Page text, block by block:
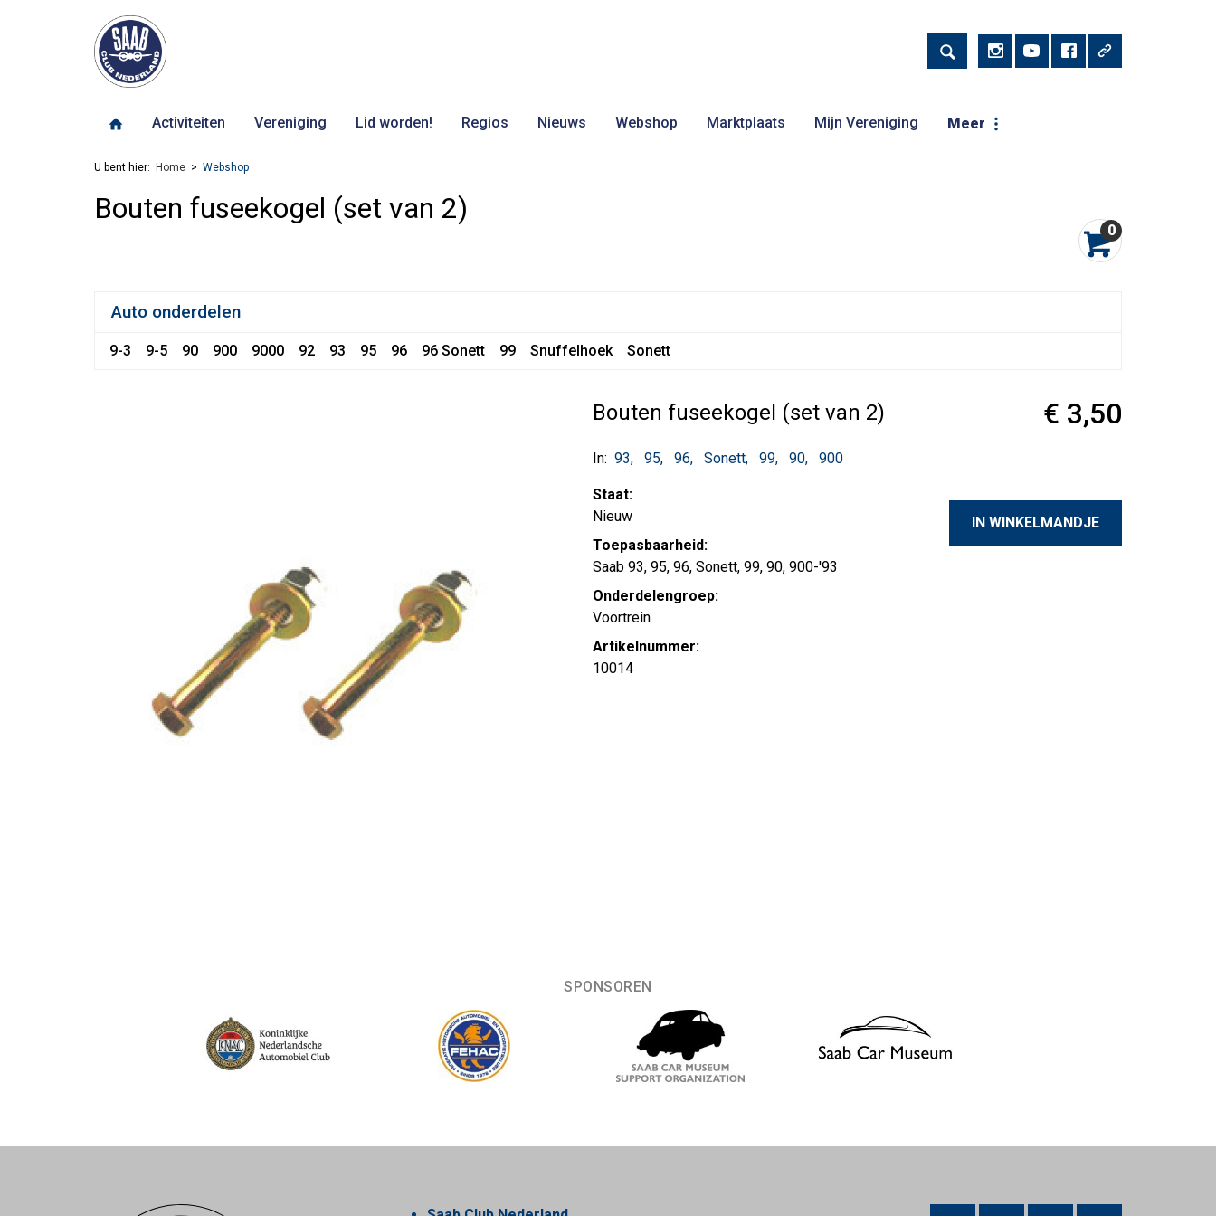
Activiteiten Vereniging Lid worden! Regios Nieuws Webshop Marktplaats Mijn Vereniging Meer
U bent hier: Home Webshop
Bouten fuseekogel (set van 2)
0
Auto onderdelen
9-3 9-5 90 900 9000 92 93 95 96 96 Sonett 99 Snuffelhoek Sonett
Bouten fuseekogel (set van 2)
In: 93 95 96 Sonett 99 90 900
Staat:
Nieuw
Toepasbaarheid:
Saab 93, 95, 96, Sonett, 99, 90, 900-'93
Onderdelengroep:
Voortrein
Artikelnummer:
10014
€ 3,50
SPONSOREN